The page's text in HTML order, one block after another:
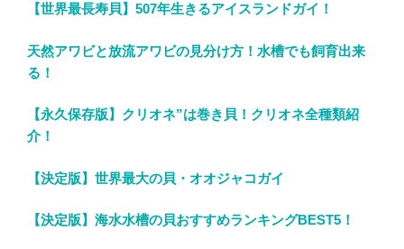
【世界最長寿貝】507年生きるアイスランドガイ！
天然アワビと放流アワビの見分け方！水槽でも飼育出来
る！
【永久保存版】クリオネ”は巻き貝！クリオネ全種類紹
介！
【決定版】世界最大の貝・オオジャコガイ
【決定版】海水水槽の貝おすすめランキングBEST5！